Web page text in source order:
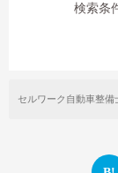
検索条
セルワーク自動車整備